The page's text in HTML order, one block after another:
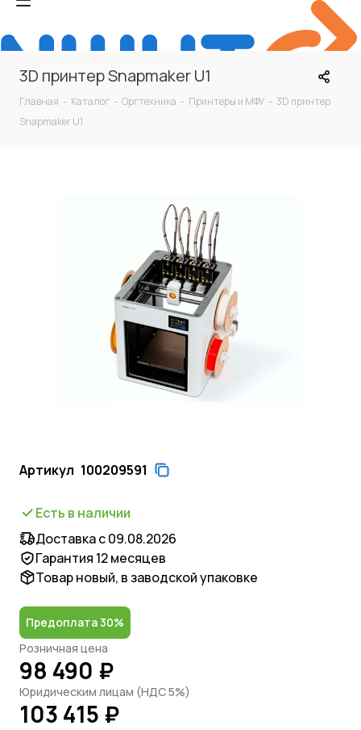
3D принтер Snapmaker U1
Главная - Каталог - Оргтехника - Принтеры и МФУ - 3D принтер
Snapmaker U1
Артикул 100209591
Есть в наличии
Доставка с 09.08.2026
Гарантия 12 месяцев
Товар новый, в заводской упаковке
Предоплата 30%
Розничная цена
98 490 ₽
Юридическим лицам (НДС 5%)
103 415 ₽